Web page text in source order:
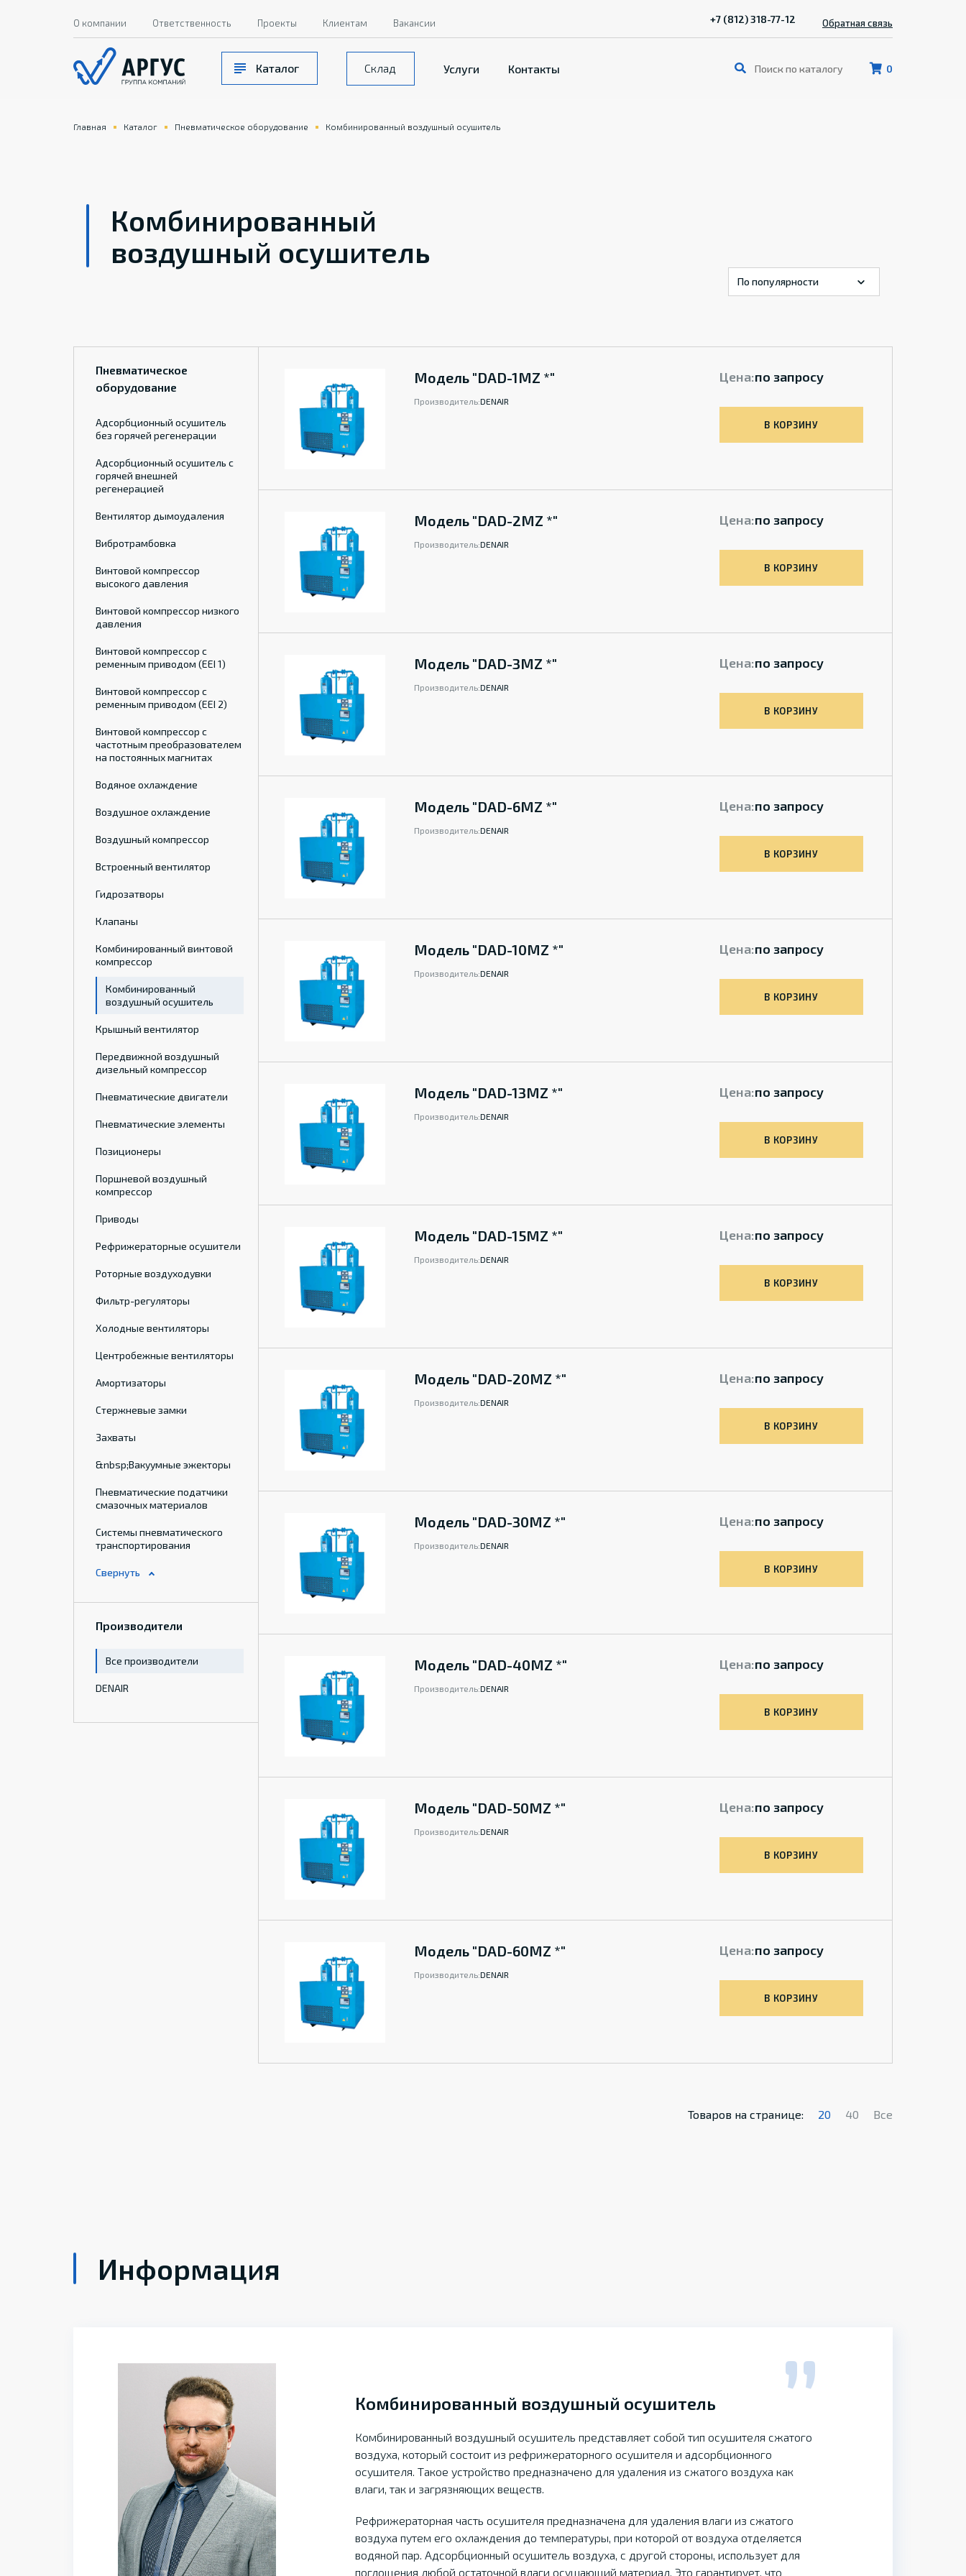
0
Каталог Склад Услуги Контакты
О компании Ответственность Проекты Клиентам Вакансии +7 (812) 318-77-12 Обратная связь
Главная Каталог Пневматическое оборудование Комбинированный воздушный осушитель
Комбинированный
воздушный осушитель
Пневматическое
оборудование
Адсорбционный осушитель
без горячей регенерации
Адсорбционный осушитель с
горячей внешней
регенерацией
Вентилятор дымоудаления
Вибротрамбовка
Винтовой компрессор
высокого давления
Винтовой компрессор низкого
давления
Винтовой компрессор с
ременным приводом (EEI 1)
Винтовой компрессор с
ременным приводом (EEI 2)
Винтовой компрессор с
частотным преобразователем
на постоянных магнитах
Водяное охлаждение
Воздушное охлаждение
Воздушный компрессор
Встроенный вентилятор
Гидрозатворы
Клапаны
Комбинированный винтовой
компрессор
Комбинированный
воздушный осушитель
Крышный вентилятор
Передвижной воздушный
дизельный компрессор
Пневматические двигатели
Пневматические элементы
Позиционеры
Поршневой воздушный
компрессор
Приводы
Рефрижераторные осушители
Роторные воздуходувки
Фильтр-регуляторы
Холодные вентиляторы
Центробежные вентиляторы
Амортизаторы
Стержневые замки
Захваты
&nbsp;Вакуумные эжекторы
Пневматические податчики
смазочных материалов
Системы пневматического
транспортирования
Производители
Все производители
DENAIR
Модель "DAD-1MZ *"
Производитель:DENAIR
Цена:по запросу
В КОРЗИНУ
Модель "DAD-2MZ *"
Производитель:DENAIR
Цена:по запросу
В КОРЗИНУ
Модель "DAD-3MZ *"
Производитель:DENAIR
Цена:по запросу
В КОРЗИНУ
Модель "DAD-6MZ *"
Производитель:DENAIR
Цена:по запросу
В КОРЗИНУ
Модель "DAD-10MZ *"
Производитель:DENAIR
Цена:по запросу
В КОРЗИНУ
Модель "DAD-13MZ *"
Производитель:DENAIR
Цена:по запросу
В КОРЗИНУ
Модель "DAD-15MZ *"
Производитель:DENAIR
Цена:по запросу
В КОРЗИНУ
Модель "DAD-20MZ *"
Производитель:DENAIR
Цена:по запросу
В КОРЗИНУ
Модель "DAD-30MZ *"
Производитель:DENAIR
Цена:по запросу
В КОРЗИНУ
Модель "DAD-40MZ *"
Производитель:DENAIR
Цена:по запросу
В КОРЗИНУ
Модель "DAD-50MZ *"
Производитель:DENAIR
Цена:по запросу
В КОРЗИНУ
Модель "DAD-60MZ *"
Производитель:DENAIR
Цена:по запросу
В КОРЗИНУ
Товаров на странице: 20 40 Все
Информация
Комбинированный воздушный осушитель
Комбинированный воздушный осушитель представляет собой тип осушителя сжатого
воздуха, который состоит из рефрижераторного осушителя и адсорбционного
осушителя. Такое устройство предназначено для удаления из сжатого воздуха как
влаги, так и загрязняющих веществ.
Рефрижераторная часть осушителя предназначена для удаления влаги из сжатого
воздуха путем его охлаждения до температуры, при которой от воздуха отделяется
водяной пар. Адсорбционный осушитель воздуха, с другой стороны, использует для
поглощения любой остаточной влаги осушающий материал. Это гарантирует, что